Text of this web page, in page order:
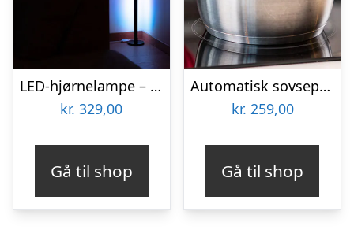
LED-hjørnelampe – Vooni
kr. 329,00
Gå til shop
Automatisk sovsepisker – Stirr
kr. 259,00
Gå til shop